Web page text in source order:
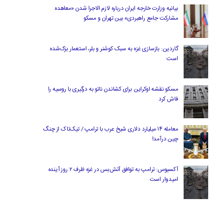
بیانیه وزارت خارجه ایران درباره لازم‌ الاجرا شدن «معاهده
مشارکت جامع راهبردی» بین تهران و مسکو
گاردین: بازسازی غزه به سبک کوشنر و بلر، استعمار بزک‌شده
است
مسکو نقشه اوکراین برای کشاندن ناتو به درگیری با روسیه را
فاش کرد
معامله ۱۴ میلیارد دلاری شیخ عرب با ترامپ / تیک‌تاک از چنگ
چین درآمد!
آکسیوس: ترامپ به توافق آتش‌بس در غزه ظرف ۲ روز آینده
امیدوار است